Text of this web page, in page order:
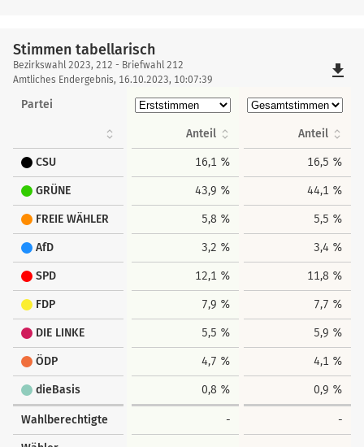
Stimmen tabellarisch
Stimmen
tabellarisch
Bezirkswahl 2023, 212 - Briefwahl 212
Amtliches Endergebnis, 16.10.2023, 10:07:39
file_download
Partei
Anteil Anteil
CSU 16,1 % 16,5 %
GRÜNE 43,9 % 44,1 %
FREIE WÄHLER 5,8 % 5,5 %
AfD 3,2 % 3,4 %
SPD 12,1 % 11,8 %
FDP 7,9 % 7,7 %
DIE LINKE 5,5 % 5,9 %
ÖDP 4,7 % 4,1 %
dieBasis 0,8 % 0,9 %
Wahlberechtigte - -